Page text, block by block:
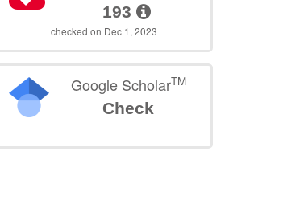
193
checked on Dec 1, 2023
Google ScholarTM
Check